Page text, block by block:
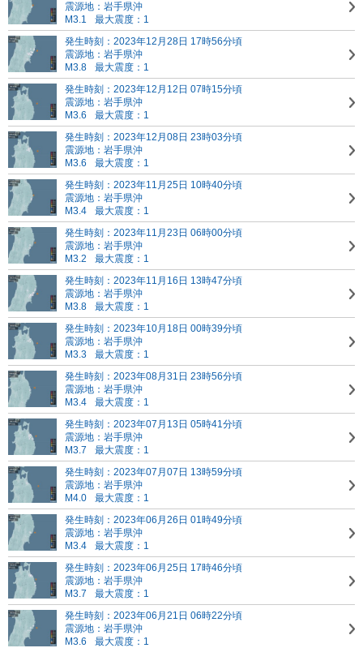
震源地：岩手県沖
M3.1
最大震度：1
発生時刻：2023年12月28日 17時56分頃
震源地：岩手県沖
M3.8
最大震度：1
発生時刻：2023年12月12日 07時15分頃
震源地：岩手県沖
M3.6
最大震度：1
発生時刻：2023年12月08日 23時03分頃
震源地：岩手県沖
M3.6
最大震度：1
発生時刻：2023年11月25日 10時40分頃
震源地：岩手県沖
M3.4
最大震度：1
発生時刻：2023年11月23日 06時00分頃
震源地：岩手県沖
M3.2
最大震度：1
発生時刻：2023年11月16日 13時47分頃
震源地：岩手県沖
M3.8
最大震度：1
発生時刻：2023年10月18日 00時39分頃
震源地：岩手県沖
M3.3
最大震度：1
発生時刻：2023年08月31日 23時56分頃
震源地：岩手県沖
M3.4
最大震度：1
発生時刻：2023年07月13日 05時41分頃
震源地：岩手県沖
M3.7
最大震度：1
発生時刻：2023年07月07日 13時59分頃
震源地：岩手県沖
M4.0
最大震度：1
発生時刻：2023年06月26日 01時49分頃
震源地：岩手県沖
M3.4
最大震度：1
発生時刻：2023年06月25日 17時46分頃
震源地：岩手県沖
M3.7
最大震度：1
発生時刻：2023年06月21日 06時22分頃
震源地：岩手県沖
M3.6
最大震度：1